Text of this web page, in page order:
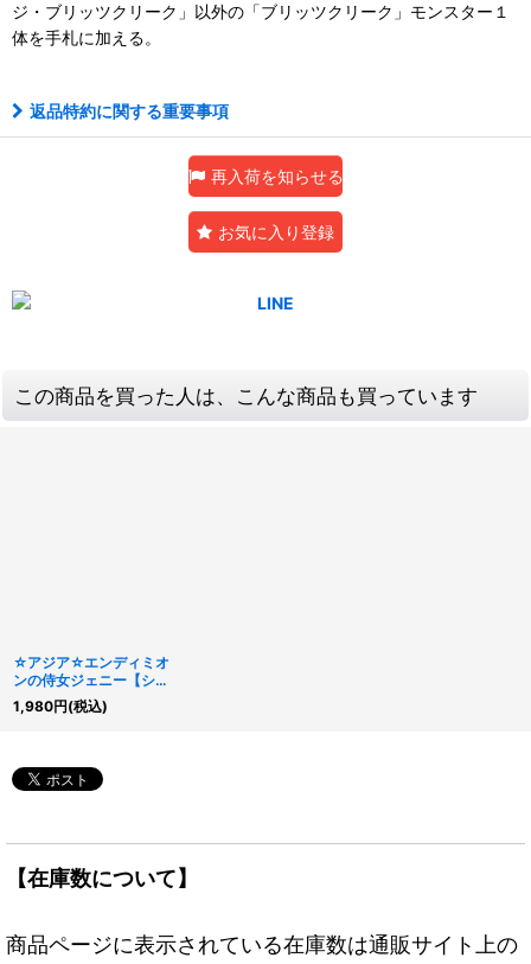
ジ・ブリッツクリーク」以外の「ブリッツクリーク」モンスター１
体を手札に加える。
返品特約に関する重要事項
再入荷を知らせる
お気に入り登録
この商品を買った人は、こんな商品も買っています
☆アジア☆エンディミオ
ンの侍女ジェニー【シー
クレット】{アジア
26PP-JP018}《モンス
1,980円(税込)
【在庫数について】
商品ページに表示されている在庫数は通販サイト上の